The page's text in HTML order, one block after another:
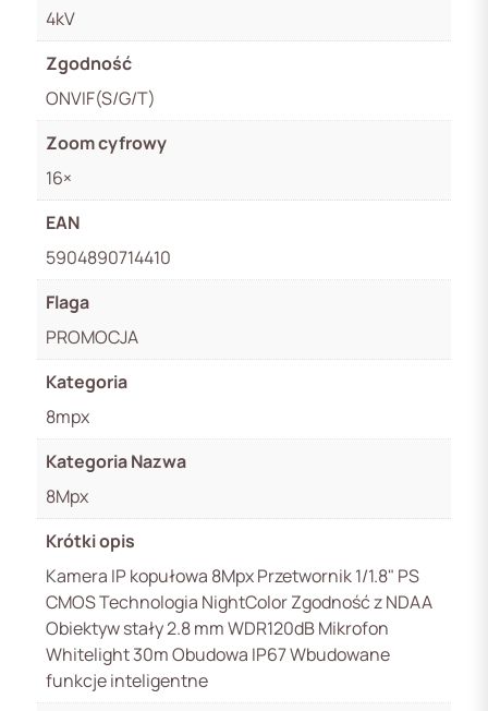
4kV
Zgodność
ONVIF(S/G/T)
Zoom cyfrowy
16×
EAN
5904890714410
Flaga
PROMOCJA
Kategoria
8mpx
Kategoria Nazwa
8Mpx
Krótki opis
Kamera IP kopułowa 8Mpx Przetwornik 1/1.8" PS
CMOS Technologia NightColor Zgodność z NDAA
Obiektyw stały 2.8 mm WDR120dB Mikrofon
Whitelight 30m Obudowa IP67 Wbudowane
funkcje inteligentne